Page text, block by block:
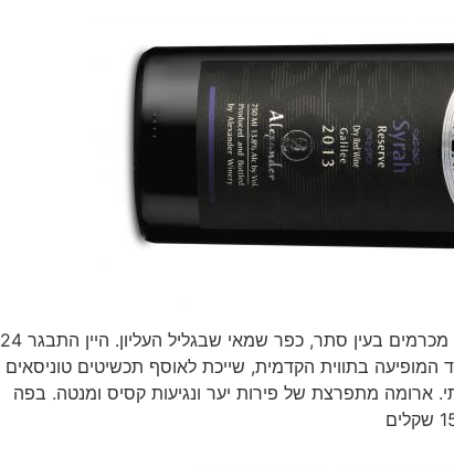
עשוי 95% ענבי שיראז ו-5% ענבי פטי ורדו מכרמים בעין סתר, כפר שמאי שבגליל העליון. היין התבגר 24
ו- 40% אמריקאיות. סיכת הבגד המופיעה בתווית הקדמית, שייכת לאוסף תכשיטים טוניסאים
ארומה מתפרצת של פירות יער ונגיעות קסיס ומנטה. בפה